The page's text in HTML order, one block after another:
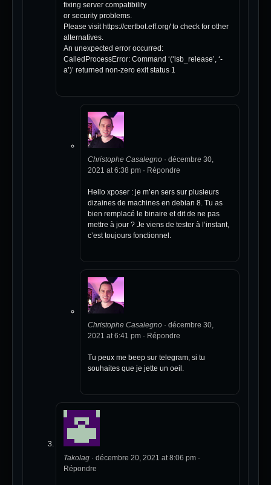
fixing server compatibility
or security problems.
Please visit https://certbot.eff.org/to check for other
alternatives.
An unexpected error occurred:
CalledProcessError: Command ‘(‘lsb_release’, ‘-
a’)’ returned non-zero exit status 1
Christophe Casalegno · décembre 30,
2021 at 6:38 pm · Répondre
Hello xposer : je m’en sers sur plusieurs
dizaines de machines en debian 8. Tu as
bien remplacé le binaire et dit de ne pas
mettre à jour ? Je viens de tester à l’instant,
c’est toujours fonctionnel.
Christophe Casalegno · décembre 30,
2021 at 6:41 pm · Répondre
Tu peux me beep sur telegram, si tu
souhaites que je jette un oeil.
Takolag · décembre 20, 2021 at 8:06 pm ·
Répondre